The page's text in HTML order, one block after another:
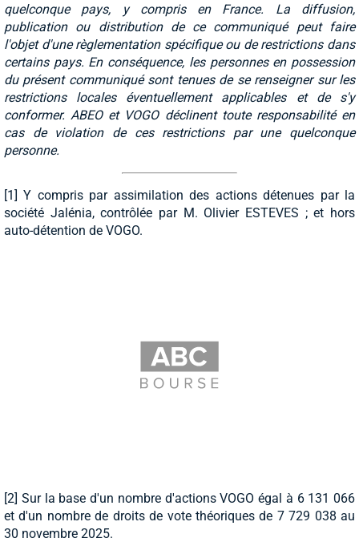
quelconque pays, y compris en France. La diffusion,
publication ou distribution de ce communiqué peut faire
l'objet d'une règlementation spécifique ou de restrictions dans
certains pays. En conséquence, les personnes en possession
du présent communiqué sont tenues de se renseigner sur les
restrictions locales éventuellement applicables et de s'y
conformer. ABEO et VOGO déclinent toute responsabilité en
cas de violation de ces restrictions par une quelconque
personne.
[1] Y compris par assimilation des actions détenues par la
société Jalénia, contrôlée par M. Olivier ESTEVES ; et hors
auto-détention de VOGO.
[2] Sur la base d'un nombre d'actions VOGO égal à 6 131 066
et d'un nombre de droits de vote théoriques de 7 729 038 au
30 novembre 2025.